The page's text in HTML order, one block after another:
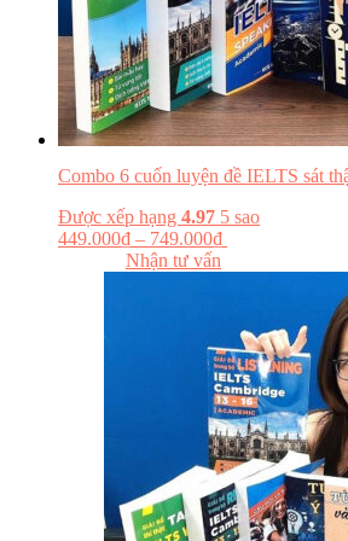
Combo 6 cuốn luyện đề IELTS sát
Được xếp hạng 4.97 5 sao
449.000₫ – 749.000₫
Nhận tư vấn